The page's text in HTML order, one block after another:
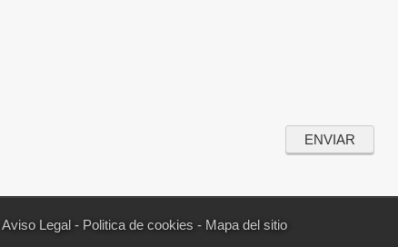
Aviso Legal - Politica de cookies - Mapa del sitio